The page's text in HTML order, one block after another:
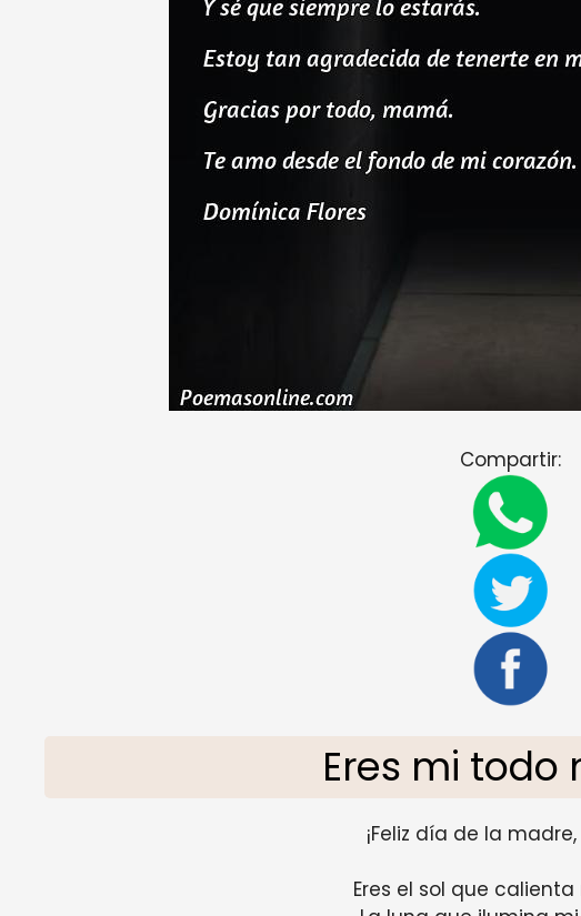
Compartir:
Eres mi todo
¡Feliz día de la
Eres el sol que calienta